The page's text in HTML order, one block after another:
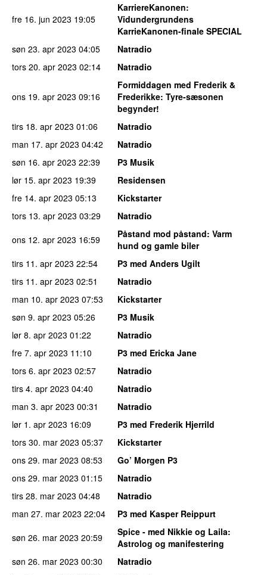
fre 16. jun 2023 19:05
KarriereKanonen:
Vidundergrundens
KarrieKanonen-finale SPECIAL
søn 23. apr 2023 04:05
Natradio
tors 20. apr 2023 02:14 Natradio
ons 19. apr 2023 09:16
Formiddagen med Frederik &
Frederikke: Tyre-sæsonen
begynder!
tirs 18. apr 2023 01:06
Natradio
man 17. apr 2023 04:42
Natradio
søn 16. apr 2023 22:39
P3 Musik
lør 15. apr 2023 19:39
Residensen
fre 14. apr 2023 05:13
Kickstarter
tors 13. apr 2023 03:29
Natradio
ons 12. apr 2023 16:59 Påstand mod påstand: Varm
hund og gamle biler
tirs 11. apr 2023 22:54
P3 med Anders Ugilt
tirs 11. apr 2023 02:51
Natradio
man 10. apr 2023 07:53
Kickstarter
søn 9. apr 2023 05:26
P3 Musik
lør 8. apr 2023 01:22
Natradio
fre 7. apr 2023 11:10
P3 med Ericka Jane
tors 6. apr 2023 02:57
Natradio
tirs 4. apr 2023 04:40
Natradio
man 3. apr 2023 00:31
Natradio
lør 1. apr 2023 16:09
P3 med Frederik Hjerrild
tors 30. mar 2023 05:37
Kickstarter
ons 29. mar 2023 08:53
Go’ Morgen P3
ons 29. mar 2023 01:15
Natradio
tirs 28. mar 2023 04:48
Natradio
man 27. mar 2023 22:04
P3 med Kasper Reippurt
søn 26. mar 2023 20:59 Spice - med Nikkie og Laila:
Astrolog og manifestering
søn 26. mar 2023 00:30
Natradio